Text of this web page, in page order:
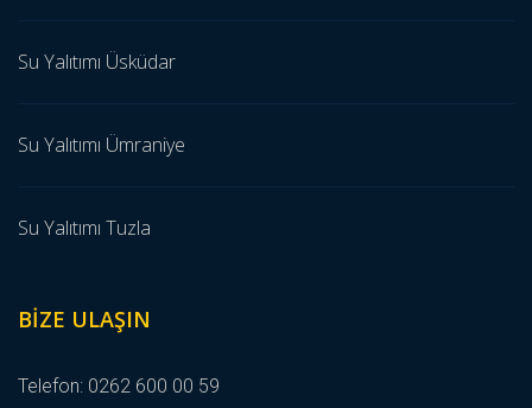
Su Yalıtımı Üsküdar
Su Yalıtımı Ümraniye
Su Yalıtımı Tuzla
BIZE ULAŞIN
Telefon: 0262 600 00 59